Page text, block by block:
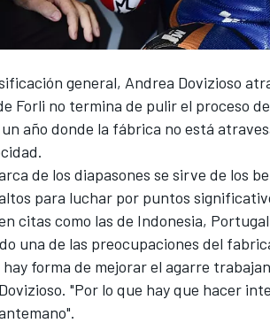
general, Andrea Dovizioso
Forli no termina de pulir el proceso
año donde la fábrica no está
de los diapasones se sirve de los
para luchar por puntos
citas como las de Indonesia,
una de las preocupaciones del
forma de mejorar el agarre
"Por lo que hay que hacer